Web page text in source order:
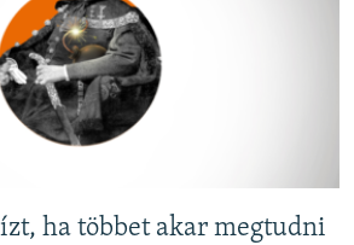
ha többet akar megtudni